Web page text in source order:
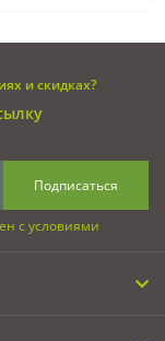
и скидках?
Подписаться
с условиями